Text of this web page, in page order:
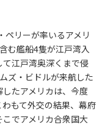
ペリーが率いるアメリ
む艦船4隻が江戸湾入
て江戸湾奥深くまで侵
ズ・ビドルが来航した
たアメリカは、今度
もて外交の結果、幕府
でアメリカ合衆国大